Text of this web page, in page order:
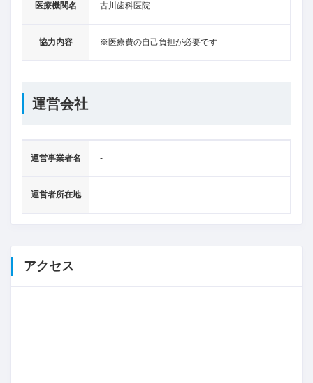
医療機関名 古川歯科医院
協力内容 ※医療費の自己負担が必要です
運営会社
運営事業者名 -
運営者所在地 -
アクセス